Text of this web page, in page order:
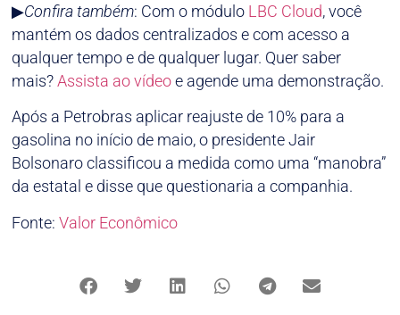
▶Confira também: Com o módulo LBC Cloud, você
mantém os dados centralizados e com acesso a
qualquer tempo e de qualquer lugar. Quer saber
mais?Assista ao vídeoe agende uma demonstração.
Após a Petrobras aplicar reajuste de 10% para a
gasolina no início de maio, o presidente Jair
Bolsonaro classificou a medida como uma “manobra”
da estatal e disse que questionaria a companhia.
Fonte:Valor Econômico